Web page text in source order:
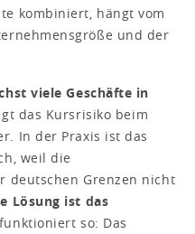
kombiniert, hängt vom
und der
viele Geschäfte in
das Kursrisiko beim
In der Praxis ist das
weil die
deutschen Grenzen nicht
Lösung ist das
so: Das